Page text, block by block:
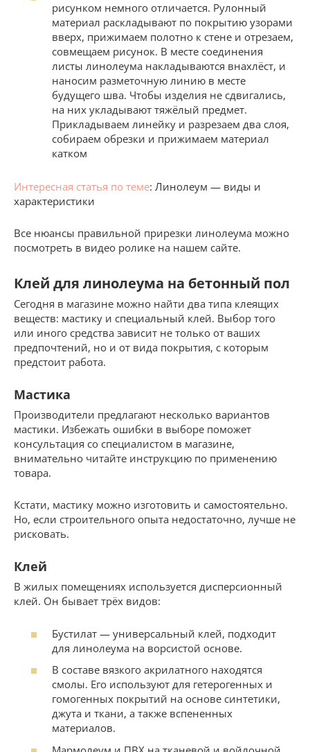
рисунком немного отличается. Рулонный
материал раскладывают по покрытию узорами
вверх, прижимаем полотно к стене и отрезаем,
совмещаем рисунок. В месте соединения
листы линолеума накладываются внахлёст, и
наносим разметочную линию в месте
будущего шва. Чтобы изделия не сдвигались,
на них укладывают тяжёлый предмет.
Прикладываем линейку и разрезаем два слоя,
собираем обрезки и прижимаем материал
катком
Интересная статья по теме: Линолеум — виды и
характеристики
Все нюансы правильной прирезки линолеума можно
посмотреть в видео ролике на нашем сайте.
Клей для линолеума на бетонный пол
Сегодня в магазине можно найти два типа клеящих
веществ: мастику и специальный клей. Выбор того
или иного средства зависит не только от ваших
предпочтений, но и от вида покрытия, с которым
предстоит работа.
Мастика
Производители предлагают несколько вариантов
мастики. Избежать ошибки в выборе поможет
консультация со специалистом в магазине,
внимательно читайте инструкцию по применению
товара.
Кстати, мастику можно изготовить и самостоятельно.
Но, если строительного опыта недостаточно, лучше не
рисковать.
Клей
В жилых помещениях используется дисперсионный
клей. Он бывает трёх видов:
Бустилат — универсальный клей, подходит
для линолеума на ворсистой основе.
В составе вязкого акрилатного находятся
смолы. Его используют для гетерогенных и
гомогенных покрытий на основе синтетики,
джута и ткани, а также вспененных
материалов.